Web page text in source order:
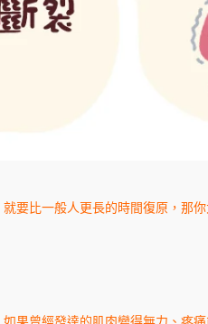
就要比一般人更長的時間復原，那